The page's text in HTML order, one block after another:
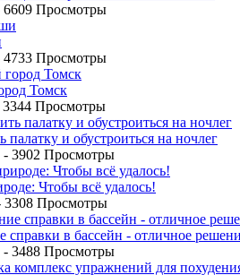
6609 Просмотры
4733 Просмотры
Томск
3344 Просмотры
палатку и обустроиться на ночлег
- 3902 Просмотры
Чтобы всё удалось!
3308 Просмотры
справки в бассейн - отличное
- 3488 Просмотры